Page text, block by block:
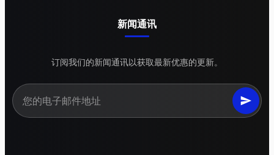
新闻通讯
订阅我们的新闻通讯以获取最新优惠的更新。